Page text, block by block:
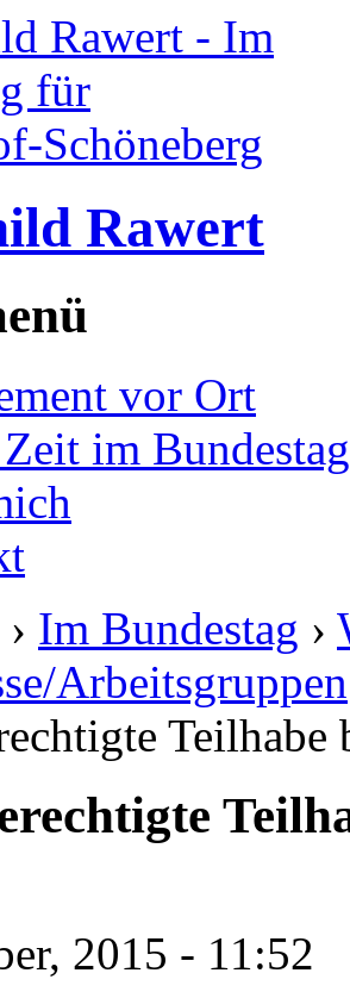
Rawert
vor Ort
im Bundestag
› Im Bundestag ›
Arbeitsgruppen
Teilhabe
2015 - 11:52